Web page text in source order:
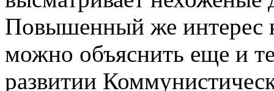
Повышенный же интерес
можно объяснить еще и
развитии